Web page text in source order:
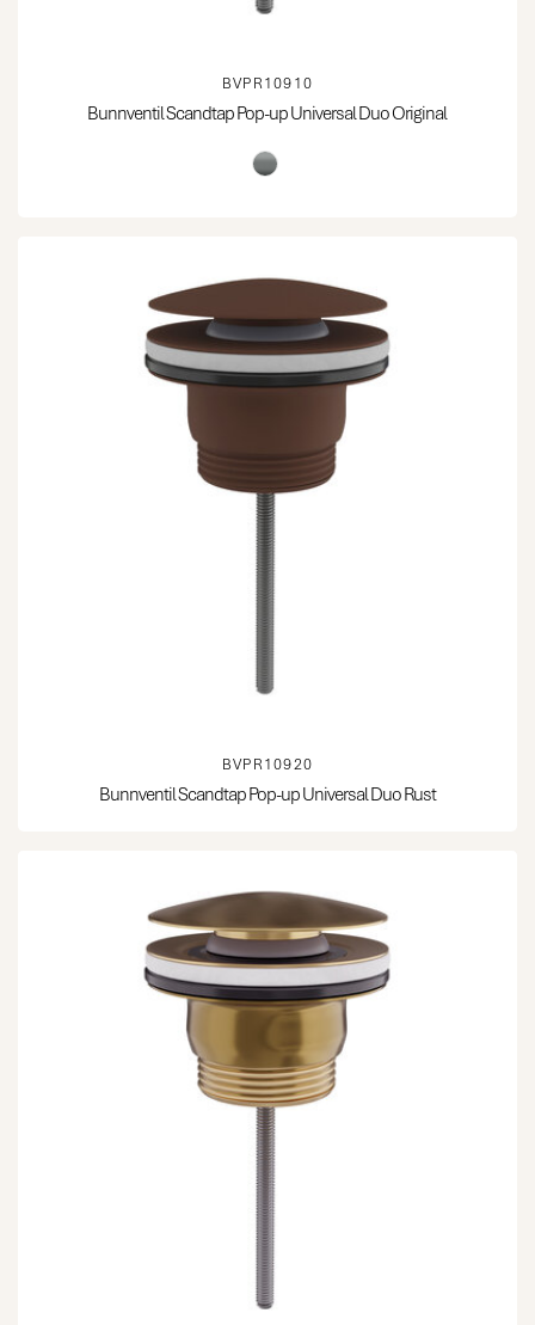
BVPR10910
Bunnventil Scandtap Pop-up Universal Duo Original
BVPR10920
Bunnventil Scandtap Pop-up Universal Duo Rust